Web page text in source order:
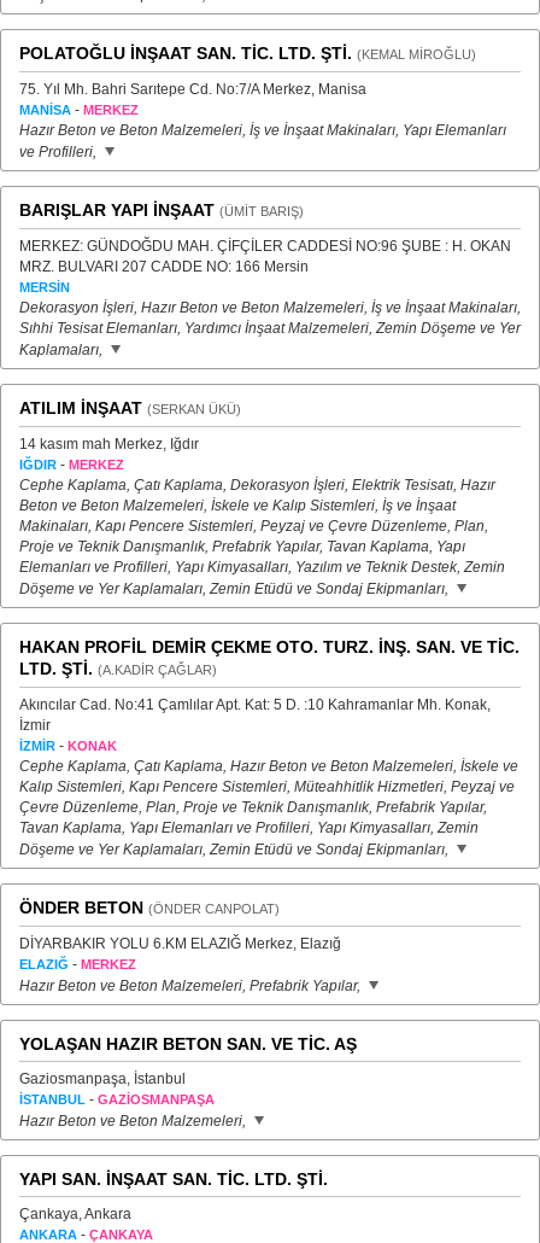
POLATOĞLU İNŞAAT SAN. TİC. LTD. ŞTİ. (KEMAL MİROĞLU)
75. Yıl Mh. Bahri Sarıtepe Cd. No:7/A Merkez, Manisa
MANİSA - MERKEZ
Hazır Beton ve Beton Malzemeleri, İş ve İnşaat Makinaları, Yapı Elemanları
ve Profilleri,
BARIŞLAR YAPI İNŞAAT (ÜMİT BARIŞ)
MERKEZ: GÜNDOĞDU MAH. ÇİFÇİLER CADDESİ NO:96 ŞUBE : H. OKAN
MRZ. BULVARI 207 CADDE NO: 166 Mersin
MERSİN
Dekorasyon İşleri, Hazır Beton ve Beton Malzemeleri, İş ve İnşaat Makinaları,
Sıhhi Tesisat Elemanları, Yardımcı İnşaat Malzemeleri, Zemin Döşeme ve Yer
Kaplamaları,
ATILIM İNŞAAT (SERKAN ÜKÜ)
14 kasım mah Merkez, Iğdır
IĞDIR - MERKEZ
Cephe Kaplama, Çatı Kaplama, Dekorasyon İşleri, Elektrik Tesisatı, Hazır
Beton ve Beton Malzemeleri, İskele ve Kalıp Sistemleri, İş ve İnşaat
Makinaları, Kapı Pencere Sistemleri, Peyzaj ve Çevre Düzenleme, Plan,
Proje ve Teknik Danışmanlık, Prefabrik Yapılar, Tavan Kaplama, Yapı
Elemanları ve Profilleri, Yapı Kimyasalları, Yazılım ve Teknik Destek, Zemin
Döşeme ve Yer Kaplamaları, Zemin Etüdü ve Sondaj Ekipmanları,
HAKAN PROFİL DEMİR ÇEKME OTO. TURZ. İNŞ. SAN. VE TİC.
LTD. ŞTİ. (A.KADİR ÇAĞLAR)
Akıncılar Cad. No:41 Çamlılar Apt. Kat: 5 D. :10 Kahramanlar Mh. Konak,
İzmir
İZMİR - KONAK
Cephe Kaplama, Çatı Kaplama, Hazır Beton ve Beton Malzemeleri, İskele ve
Kalıp Sistemleri, Kapı Pencere Sistemleri, Müteahhitlik Hizmetleri, Peyzaj ve
Çevre Düzenleme, Plan, Proje ve Teknik Danışmanlık, Prefabrik Yapılar,
Tavan Kaplama, Yapı Elemanları ve Profilleri, Yapı Kimyasalları, Zemin
Döşeme ve Yer Kaplamaları, Zemin Etüdü ve Sondaj Ekipmanları,
ÖNDER BETON (ÖNDER CANPOLAT)
DİYARBAKIR YOLU 6.KM ELAZIĞ Merkez, Elazığ
ELAZIĞ - MERKEZ
Hazır Beton ve Beton Malzemeleri, Prefabrik Yapılar,
YOLAŞAN HAZIR BETON SAN. VE TİC. AŞ
Gaziosmanpaşa, İstanbul
İSTANBUL - GAZİOSMANPAŞA
Hazır Beton ve Beton Malzemeleri,
YAPI SAN. İNŞAAT SAN. TİC. LTD. ŞTİ.
Çankaya, Ankara
ANKARA - ÇANKAYA